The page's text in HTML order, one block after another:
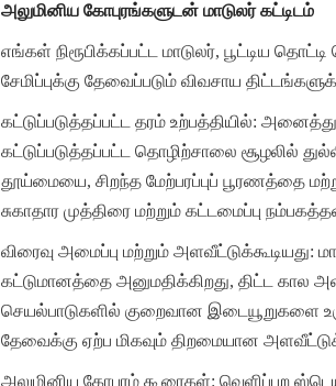
அலுமினிய கோபுரங்களுடன் மாடுலர் கட்டிடம்
எங்கள் நிரூபிக்கப்பட்ட மாடுலர், பூட்டிய
சேமிப்புக்கு தேவைப்படும் விவசாய
கட்டுப்படுத்தப்பட்ட தரம் உற்பத்தியில்:
கட்டுப்படுத்தப்பட்ட தொழிற்சாலை சூழலில்
தூய்மையை, சிறந்த மேற்பரப்புப் பூரணத்தை
சுகாதார முத்திரை மற்றும் கட்டமைப்பு
விரைவு அமைப்பு மற்றும் அளவீட்டுக்கூடியது:
கட்டுமானத்தை அனுமதிக்கிறது, திட்ட கால
செயல்பாடுகளில் குறைவான இடையூறுகளை
தேவைக்கு ஏற்ப மிகவும் திறமையான
அலுமினிய கோபுரம் கூரைகள்: வெளிப்புற